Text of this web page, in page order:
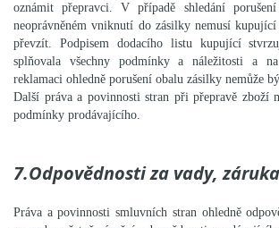
oznámit přepravci. V případě shledání
neoprávněném vniknutí do zásilky nemusí
převzít. Podpisem dodacího listu kupující
splňovala všechny podmínky a náležitosti a
reklamaci ohledně porušení obalu zásilky nemůže
Další práva a povinnosti stran při přepravě zboží
podmínky prodávajícího.
7.Odpovědnosti za vady, záruka
Práva a povinnosti smluvních stran ohledně